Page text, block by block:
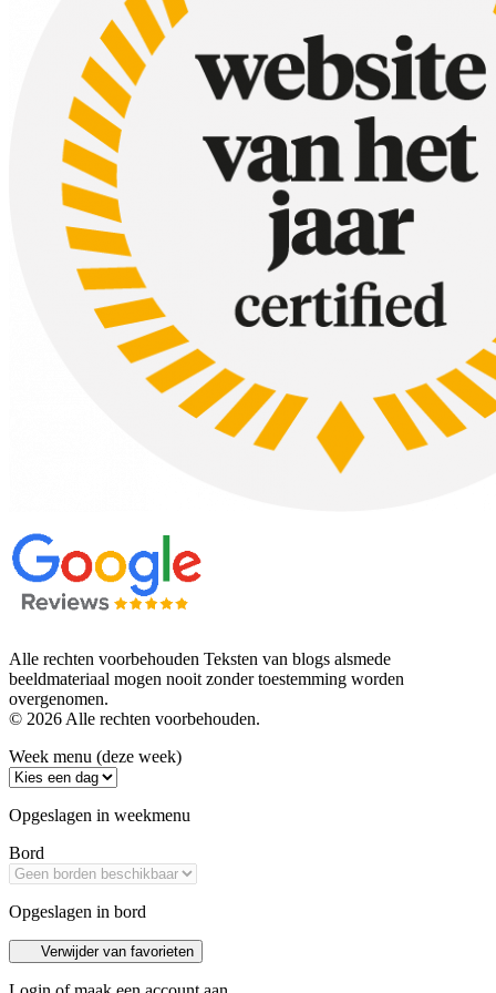
Alle rechten voorbehouden Teksten van blogs alsmede
beeldmateriaal mogen nooit zonder toestemming worden
overgenomen.
© 2026 Alle rechten voorbehouden.
Week menu (deze week)
Opgeslagen in weekmenu
Bord
Opgeslagen in bord
Verwijder van favorieten